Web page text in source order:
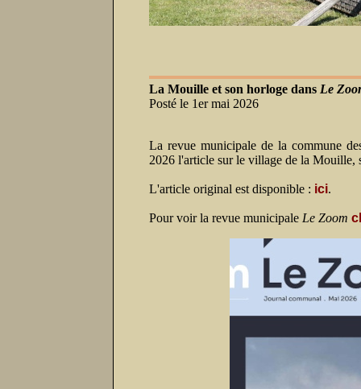
La Mouille et son horloge dans Le
Posté le 1er mai 2026
La revue municipale de la commune
2026 l'article sur le village de la Mouille,
L'article original est disponible : ici.
Pour voir la revue municipale Le Zoom